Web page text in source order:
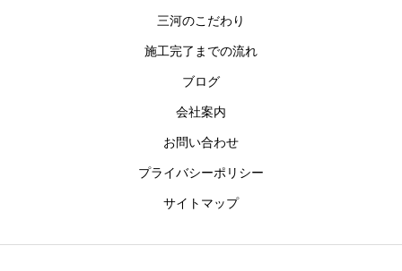
三河のこだわり
施工完了までの流れ
ブログ
会社案内
お問い合わせ
プライバシーポリシー
サイトマップ